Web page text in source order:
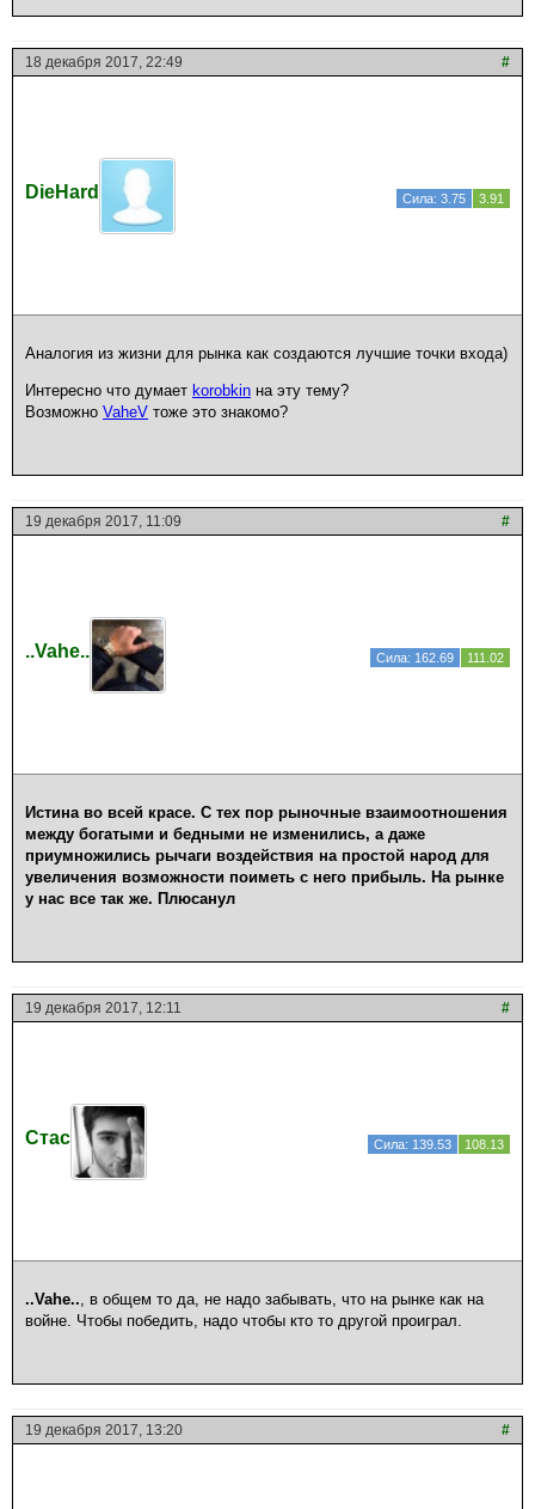
18 декабря 2017, 22:49 #
DieHard Сила: 3.75 3.91
Аналогия из жизни для рынка как создаются лучшие точки входа)
Интересно что думает korobkin на эту тему?
Возможно VaheV тоже это знакомо?
19 декабря 2017, 11:09 #
..Vahe.. Сила: 162.69 111.02
Истина во всей красе. С тех пор рыночные взаимоотношения
между богатыми и бедными не изменились, а даже
приумножились рычаги воздействия на простой народ для
увеличения возможности поиметь с него прибыль. На рынке
у нас все так же. Плюсанул
19 декабря 2017, 12:11 #
Стас Сила: 139.53 108.13
..Vahe.., в общем то да, не надо забывать, что на рынке как на
войне. Чтобы победить, надо чтобы кто то другой проиграл.
19 декабря 2017, 13:20 #